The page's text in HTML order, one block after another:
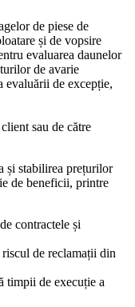
de piese de
și de vopsire
evaluarea daunelor
de avarie
evaluării de excepție,
sau de către
și stabilirea prețurilor
de beneficii, printre
contractele și
de reclamații din
timpii de execuție a